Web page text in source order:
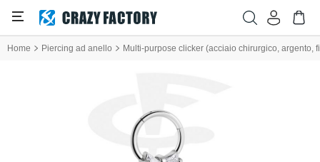
Home Piercing ad anello Multi-purpose clicker (acciaio chirurgico, argento,